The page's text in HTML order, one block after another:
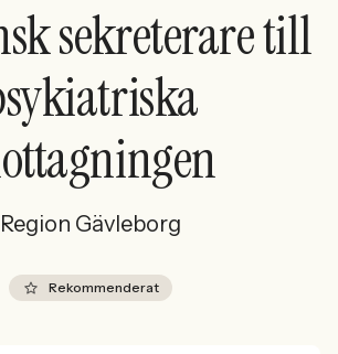
konto sekreterare till
Region Gävleborg
Rekommenderat